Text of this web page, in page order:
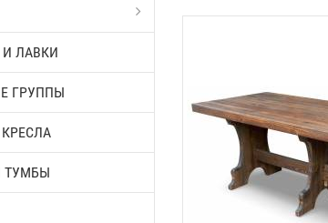
ЛАВКИ
ГРУППЫ